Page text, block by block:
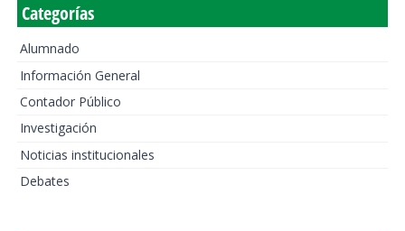
Categorías
Alumnado
Información General
Contador Público
Investigación
Noticias institucionales
Debates